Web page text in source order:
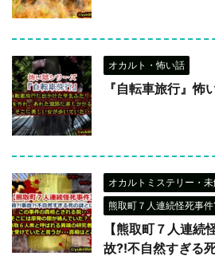
オカルト・怖い話
『自転車旅行』怖
オカルトミステリー・
熊取町７人連続怪死事
【熊取町７人連続
故?!不自然すぎる